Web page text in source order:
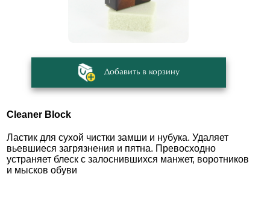
Добавить в корзину
Cleaner Block
Ластик для сухой чистки замши и нубука. Удаляет
вьевшиеся загрязнения и пятна. Превосходно
устраняет блеск с залоснившихся манжет, воротников
и мысков обуви